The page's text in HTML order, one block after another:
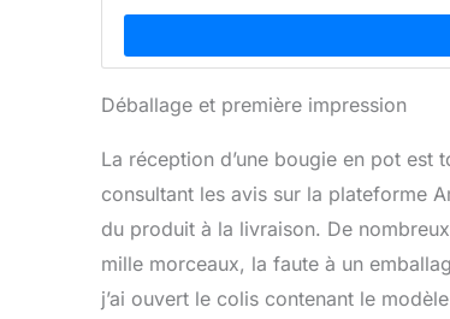
Déballage et première impression
La réception d’une bougie en pot est
consultant les avis sur la plateforme
du produit à la livraison. De
mille morceaux, la faute à un
j’ai ouvert le colis contenant le